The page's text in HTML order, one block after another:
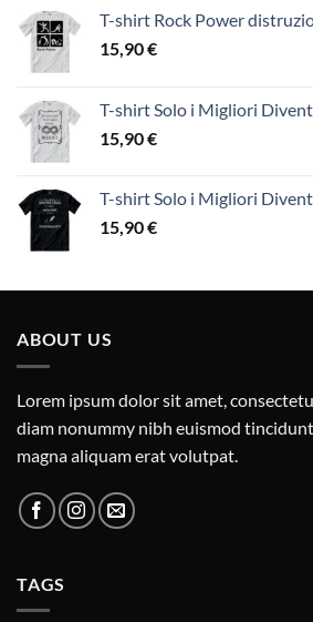
T-shirt Rock Power
15,90€
T-shirt Solo i Migliori
15,90€
T-shirt Solo i Migliori
15,90€
ABOUT US
Lorem ipsum dolor sit amet,
diam nonummy nibh euismod
magna aliquam erat volutpat.
TAGS